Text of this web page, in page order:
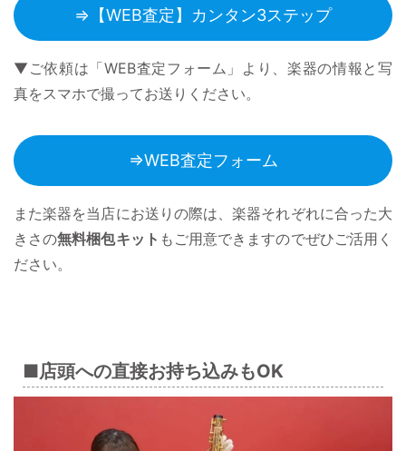
⇒【WEB査定】カンタン3ステップ
▼ご依頼は「WEB査定フォーム」より、楽器の情報と写
真をスマホで撮ってお送りください。
⇒WEB査定フォーム
また楽器を当店にお送りの際は、楽器それぞれに合った大
きさの無料梱包キット もご用意できますのでぜひご活用く
ださい。
■店頭への直接お持ち込みもOK